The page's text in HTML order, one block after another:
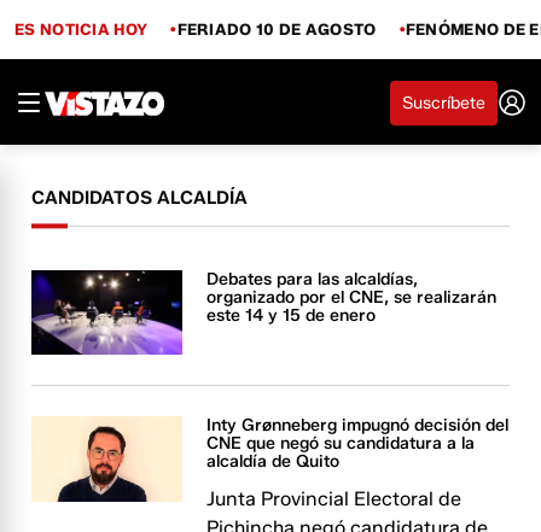
ES NOTICIA HOY FERIADO 10 DE AGOSTO FENÓMENO DE
Suscríbete
CANDIDATOS ALCALDÍA
Debates para las alcaldías,
organizado por el CNE, se realizarán
este 14 y 15 de enero
Inty Grønneberg impugnó decisión del
CNE que negó su candidatura a la
alcaldía de Quito
Junta Provincial Electoral de